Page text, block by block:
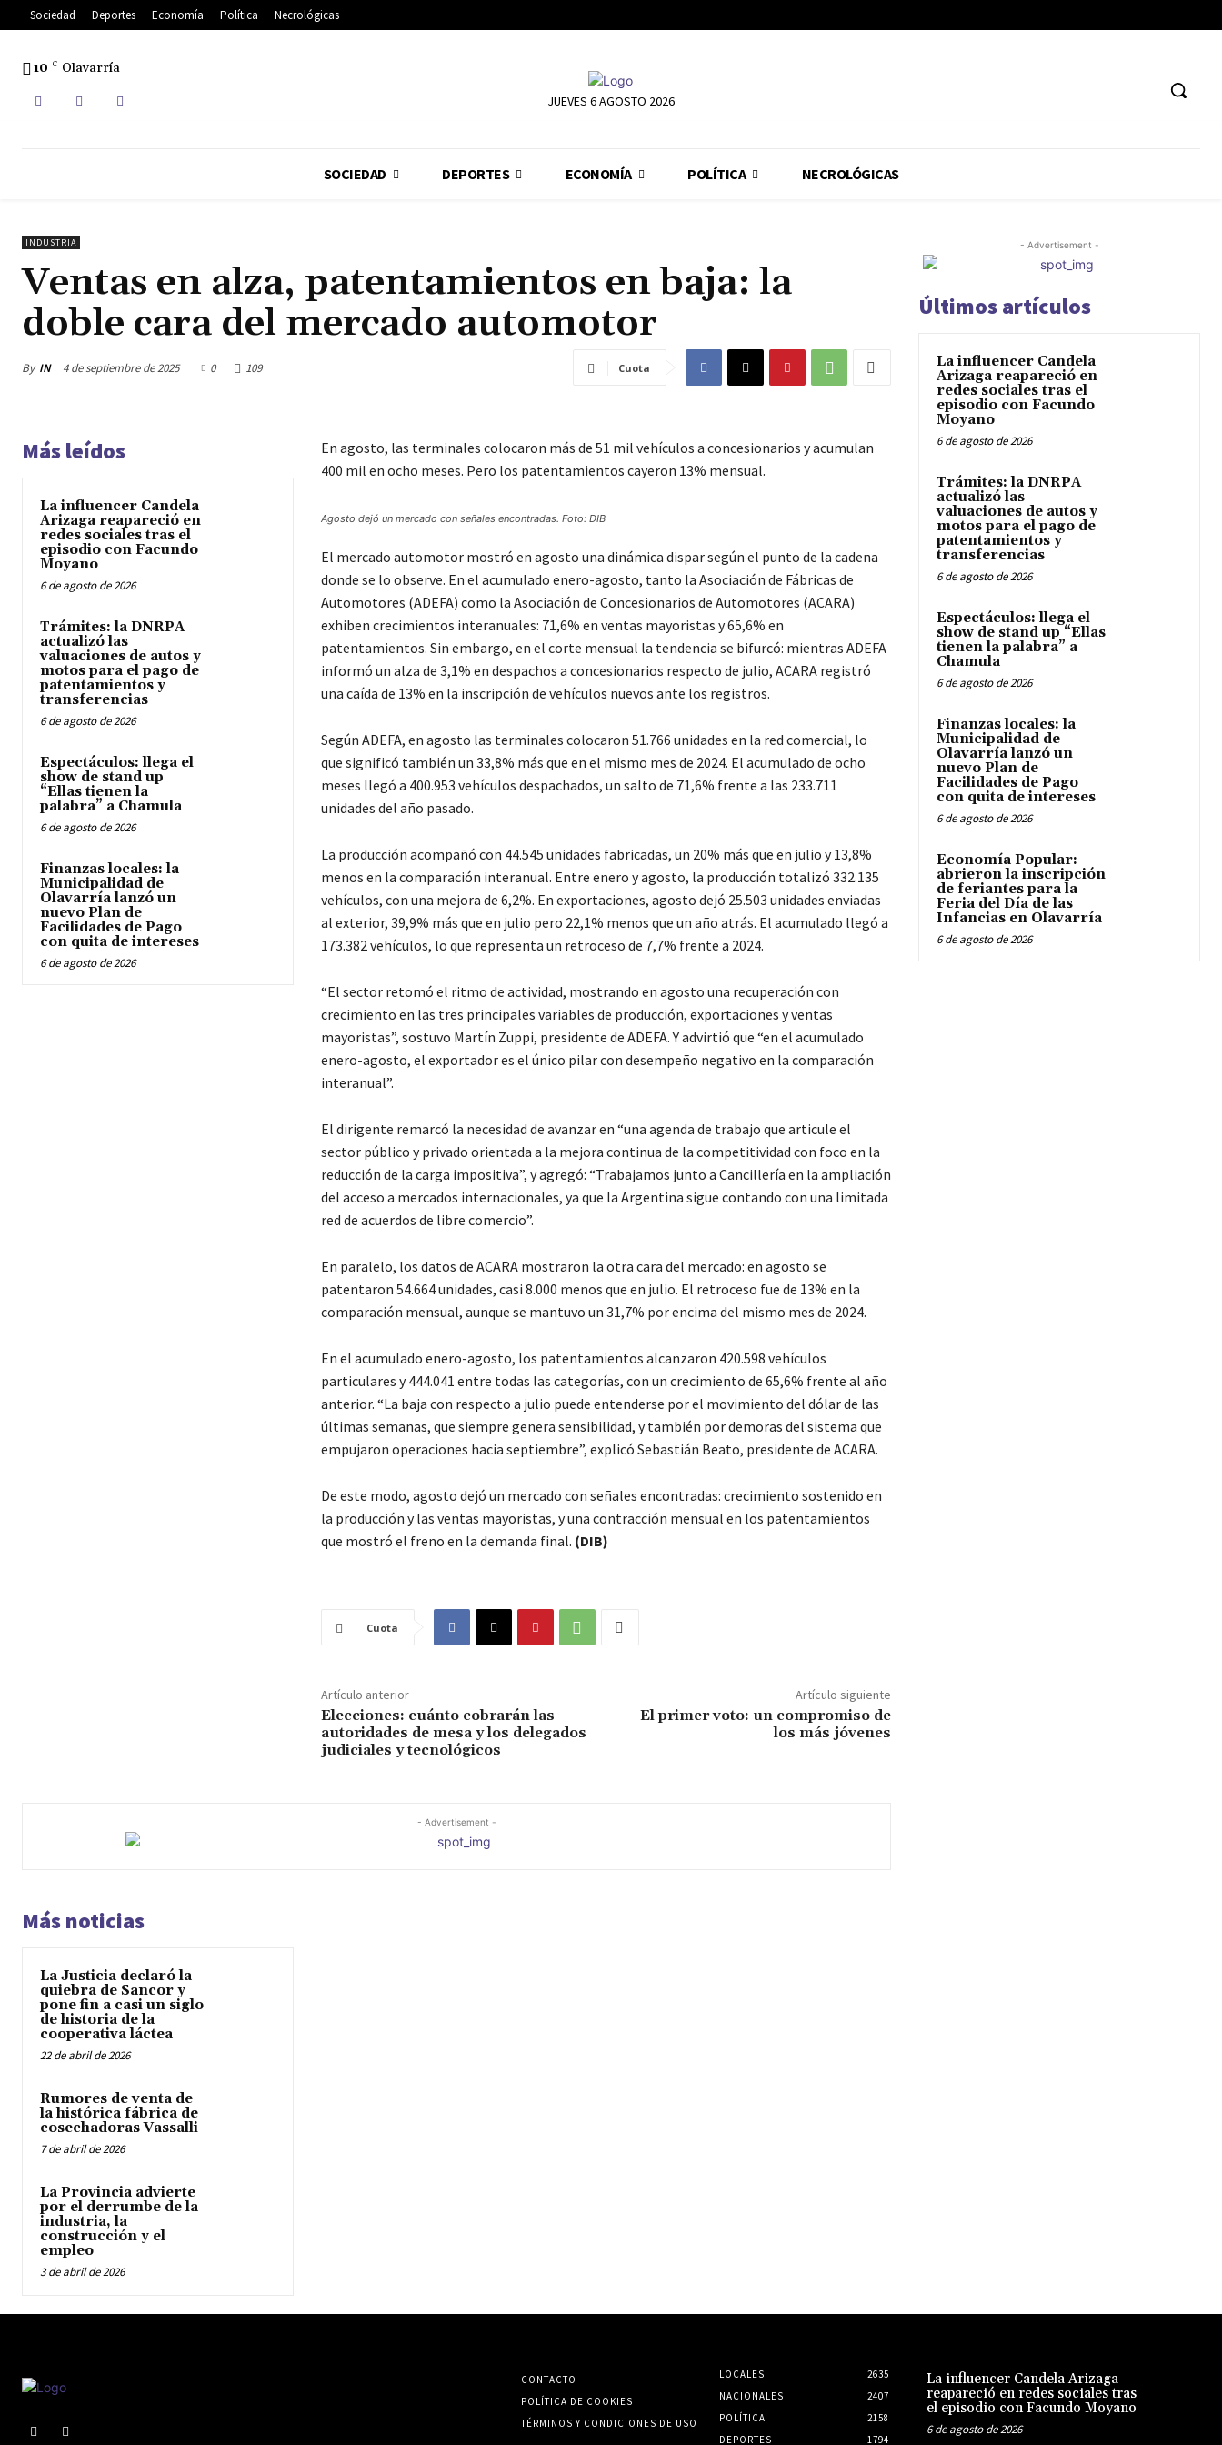
Sociedad Deportes Economía Política Necrológicas
10 C Olavarría
JUEVES 6 AGOSTO 2026
SOCIEDAD DEPORTES ECONOMÍA POLÍTICA NECROLÓGICAS
INDUSTRIA
Ventas en alza, patentamientos en baja: la
doble cara del mercado automotor
By IN 4 de septiembre de 2025 0 109 Cuota
Más leídos
La influencer Candela
Arizaga reapareció en
redes sociales tras el
episodio con Facundo
Moyano
6 de agosto de 2026
Trámites: la DNRPA
actualizó las
valuaciones de autos y
motos para el pago de
patentamientos y
transferencias
6 de agosto de 2026
Espectáculos: llega el
show de stand up
“Ellas tienen la
palabra” a Chamula
6 de agosto de 2026
Finanzas locales: la
Municipalidad de
Olavarría lanzó un
nuevo Plan de
Facilidades de Pago
con quita de intereses
6 de agosto de 2026
En agosto, las terminales colocaron más de 51 mil vehículos a concesionarios y acumulan
400 mil en ocho meses. Pero los patentamientos cayeron 13% mensual.
Agosto dejó un mercado con señales encontradas. Foto: DIB
El mercado automotor mostró en agosto una dinámica dispar según el punto de la cadena
donde se lo observe. En el acumulado enero-agosto, tanto la Asociación de Fábricas de
Automotores (ADEFA) como la Asociación de Concesionarios de Automotores (ACARA)
exhiben crecimientos interanuales: 71,6% en ventas mayoristas y 65,6% en
patentamientos. Sin embargo, en el corte mensual la tendencia se bifurcó: mientras ADEFA
informó un alza de 3,1% en despachos a concesionarios respecto de julio, ACARA registró
una caída de 13% en la inscripción de vehículos nuevos ante los registros.
Según ADEFA, en agosto las terminales colocaron 51.766 unidades en la red comercial, lo
que significó también un 33,8% más que en el mismo mes de 2024. El acumulado de ocho
meses llegó a 400.953 vehículos despachados, un salto de 71,6% frente a las 233.711
unidades del año pasado.
La producción acompañó con 44.545 unidades fabricadas, un 20% más que en julio y 13,8%
menos en la comparación interanual. Entre enero y agosto, la producción totalizó 332.135
vehículos, con una mejora de 6,2%. En exportaciones, agosto dejó 25.503 unidades enviadas
al exterior, 39,9% más que en julio pero 22,1% menos que un año atrás. El acumulado llegó a
173.382 vehículos, lo que representa un retroceso de 7,7% frente a 2024.
“El sector retomó el ritmo de actividad, mostrando en agosto una recuperación con
crecimiento en las tres principales variables de producción, exportaciones y ventas
mayoristas”, sostuvo Martín Zuppi, presidente de ADEFA. Y advirtió que “en el acumulado
enero-agosto, el exportador es el único pilar con desempeño negativo en la comparación
interanual”.
El dirigente remarcó la necesidad de avanzar en “una agenda de trabajo que articule el
sector público y privado orientada a la mejora continua de la competitividad con foco en la
reducción de la carga impositiva”, y agregó: “Trabajamos junto a Cancillería en la ampliación
del acceso a mercados internacionales, ya que la Argentina sigue contando con una limitada
red de acuerdos de libre comercio”.
En paralelo, los datos de ACARA mostraron la otra cara del mercado: en agosto se
patentaron 54.664 unidades, casi 8.000 menos que en julio. El retroceso fue de 13% en la
comparación mensual, aunque se mantuvo un 31,7% por encima del mismo mes de 2024.
En el acumulado enero-agosto, los patentamientos alcanzaron 420.598 vehículos
particulares y 444.041 entre todas las categorías, con un crecimiento de 65,6% frente al año
anterior. “La baja con respecto a julio puede entenderse por el movimiento del dólar de las
últimas semanas, que siempre genera sensibilidad, y también por demoras del sistema que
empujaron operaciones hacia septiembre”, explicó Sebastián Beato, presidente de ACARA.
De este modo, agosto dejó un mercado con señales encontradas: crecimiento sostenido en
la producción y las ventas mayoristas, y una contracción mensual en los patentamientos
que mostró el freno en la demanda final. (DIB)
Cuota
Artículo anterior
Elecciones: cuánto cobrarán las
autoridades de mesa y los delegados
judiciales y tecnológicos
Artículo siguiente
El primer voto: un compromiso de
los más jóvenes
- Advertisement -
Más noticias
La Justicia declaró la
quiebra de Sancor y
pone fin a casi un siglo
de historia de la
cooperativa láctea
22 de abril de 2026
Rumores de venta de
la histórica fábrica de
cosechadoras Vassalli
7 de abril de 2026
La Provincia advierte
por el derrumbe de la
industria, la
construcción y el
empleo
3 de abril de 2026
- Advertisement -
Últimos artículos
La influencer Candela
Arizaga reapareció en
redes sociales tras el
episodio con Facundo
Moyano
6 de agosto de 2026
Trámites: la DNRPA
actualizó las
valuaciones de autos y
motos para el pago de
patentamientos y
transferencias
6 de agosto de 2026
Espectáculos: llega el
show de stand up “Ellas
tienen la palabra” a
Chamula
6 de agosto de 2026
Finanzas locales: la
Municipalidad de
Olavarría lanzó un
nuevo Plan de
Facilidades de Pago
con quita de intereses
6 de agosto de 2026
Economía Popular:
abrieron la inscripción
de feriantes para la
Feria del Día de las
Infancias en Olavarría
6 de agosto de 2026
CONTACTO
POLÍTICA DE COOKIES
TÉRMINOS Y CONDICIONES DE USO
LOCALES
2635
NACIONALES
2407
POLÍTICA
2158
DEPORTES
1794
La influencer Candela Arizaga
reapareció en redes sociales tras
el episodio con Facundo Moyano
6 de agosto de 2026